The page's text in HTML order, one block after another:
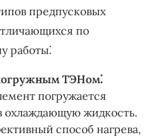
предпусковых
по
работы⁚
ТЭНом⁚
погружается
охлаждающую жидкость.
способ нагрева,